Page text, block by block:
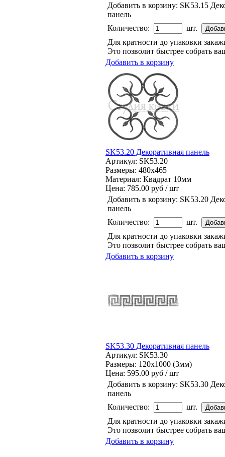
Добавить в корзину: SK53.15
панель
Количество:
шт.
Для кратности до упаковки
Это позволит быстрее собрать
Добавить в корзину
SK53.20 Декоративная панель
Артикул: SK53.20
Размеры: 480x465
Материал: Квадрат 10мм
Цена: 785.00 руб / шт
Добавить в корзину: SK53.20
панель
Количество:
шт.
Для кратности до упаковки
Это позволит быстрее собрать
Добавить в корзину
SK53.30 Декоративная панель
Артикул: SK53.30
Размеры: 120x1000 (3мм)
Цена: 595.00 руб / шт
Добавить в корзину: SK53.30
панель
Количество:
шт.
Для кратности до упаковки
Это позволит быстрее собрать
Добавить в корзину